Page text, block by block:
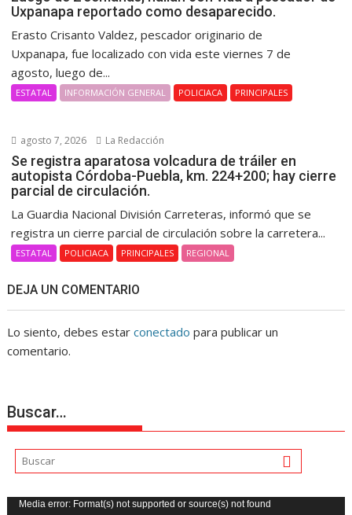
Uxpanapa reportado como desaparecido.
Erasto Crisanto Valdez, pescador originario de
Uxpanapa, fue localizado con vida este viernes 7 de
agosto, luego de...
ESTATAL INFORMACIÓN GENERAL POLICIACA PRINCIPALES
agosto 7, 2026 La Redacción
Se registra aparatosa volcadura de tráiler en
autopista Córdoba-Puebla, km. 224+200; hay cierre
parcial de circulación.
La Guardia Nacional División Carreteras, informó que se
registra un cierre parcial de circulación sobre la carretera...
ESTATAL POLICIACA PRINCIPALES REGIONAL
DEJA UN COMENTARIO
Lo siento, debes estarconectado para publicar un
comentario.
Buscar…
Reproductor
Media error: Format(s) not supported or source(s) not found